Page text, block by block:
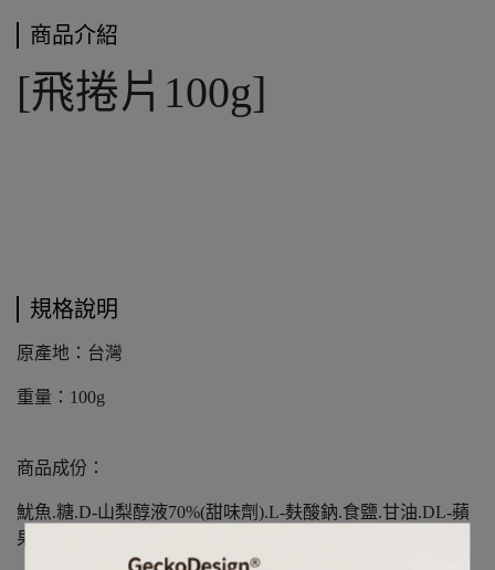
商品介紹
[飛捲片100g]
規格說明
原產地：台灣
重量：100g
商品成份：
魷魚.糖.D-山梨醇液70%(甜味劑).L-麸酸鈉.食鹽.甘油.DL-蘋
果酸.己二烯酸鉀(防腐劑0.1%下)